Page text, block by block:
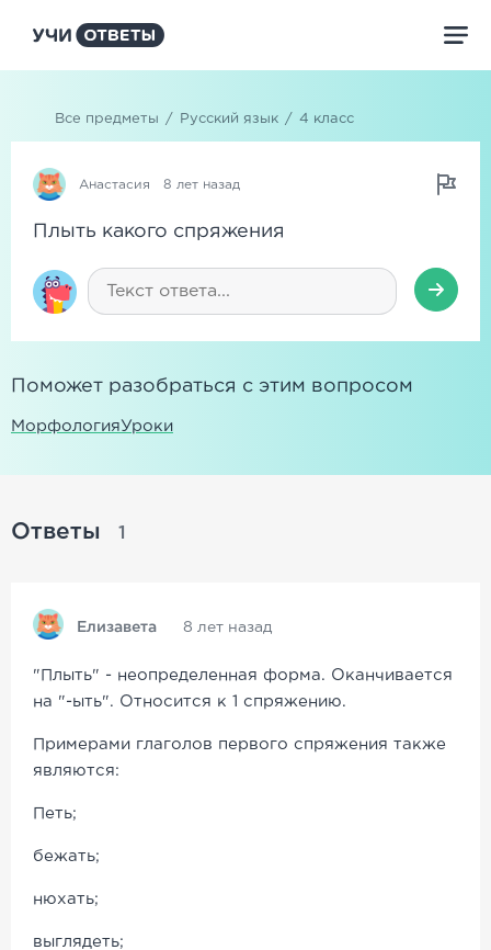
Все предметы / Русский язык / 4 класс
Анастасия 8 лет назад
Плыть какого спряжения
Поможет разобраться с этим вопросом
МорфологияУроки
Ответы 1
Елизавета 8 лет назад
"Плыть" - неопределенная форма. Оканчивается
на "-ыть". Относится к 1 спряжению.
Примерами глаголов первого спряжения также
являются:
Петь;
бежать;
нюхать;
выглядеть;